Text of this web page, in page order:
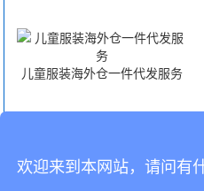
儿童服装海外仓一件代发服务
光伏逆变器国际空运服务
欢迎来到本网站，请问有